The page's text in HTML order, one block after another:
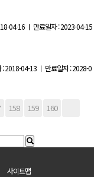
04-16 ㅣ 만료일자 : 2023-04-15
2018-04-13 ㅣ 만료일자 : 2028-0
158 159 160
사이트맵